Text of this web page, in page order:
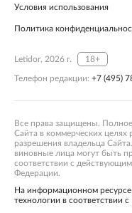
Условия использования
Политика
Letidor, 2026 г. 18+
Телефон редакции: +7 (495)
Все права защищены.
Сайта в коммерческих целях
разрешения владельца
виновные лица могут быть
соответствии с
Федерации.
На информационном
технологии в соответствии